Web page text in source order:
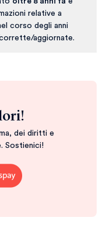
relative a
corso degli anni
aggiornate.
dei diritti e
Sostienici!